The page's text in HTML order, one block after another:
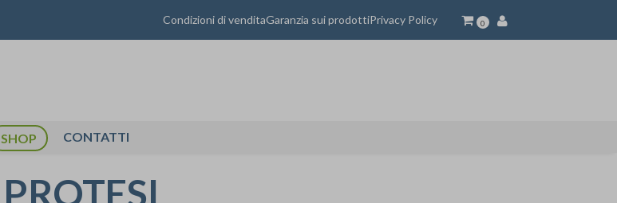
Condizioni di venditaGaranzia sui prodottiPrivacy Policy 0
SHOP CONTATTI
PROTESI